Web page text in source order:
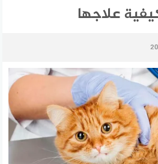
علاجها